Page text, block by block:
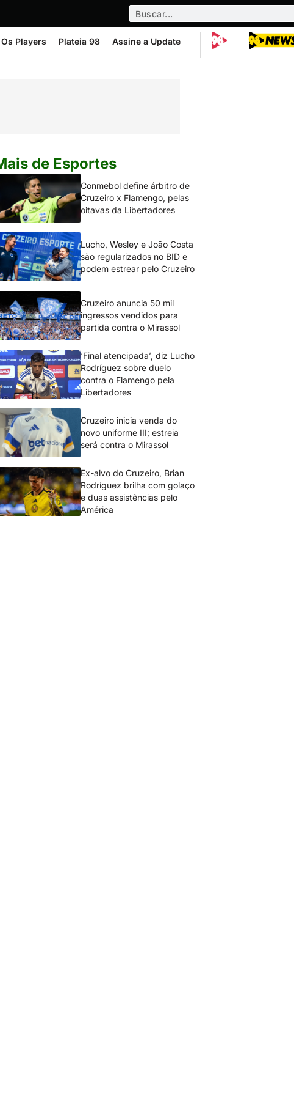
Players Plateia 98 Assine a Update
de Esportes
Conmebol define árbitro de
Cruzeiro x Flamengo, pelas
oitavas da Libertadores
Lucho, Wesley e João Costa
são regularizados no BID e
podem estrear pelo Cruzeiro
Cruzeiro anuncia 50 mil
ingressos vendidos para
partida contra o Mirassol
‘Final atencipada’, diz Lucho
Rodríguez sobre duelo
contra o Flamengo pela
Libertadores
Cruzeiro inicia venda do
novo uniforme III; estreia
será contra o Mirassol
Ex-alvo do Cruzeiro, Brian
Rodríguez brilha com golaço
e duas assistências pelo
América